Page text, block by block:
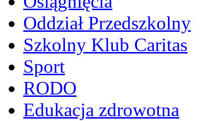
Oddział Przedszkolny
Szkolny Klub Caritas
Sport
RODO
Edukacja zdrowotna